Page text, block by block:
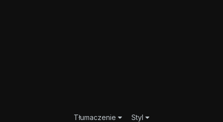
Tłumaczenie Styl